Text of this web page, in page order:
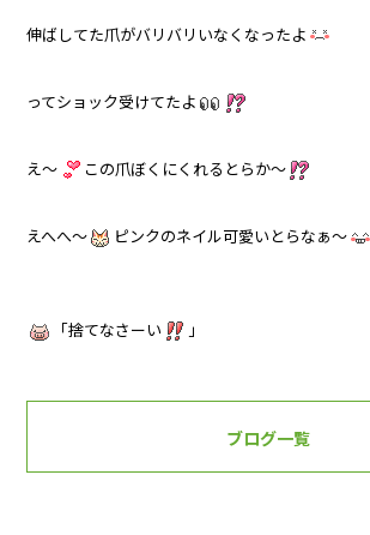
伸ばしてた爪がバリバリいなくなったよ
ってショック受けてたよ
え～ この爪ぼくにくれるとらか～
えへへ～ ピンクのネイル可愛いとらなぁ～
「捨てなさーい 」
ブログ一覧